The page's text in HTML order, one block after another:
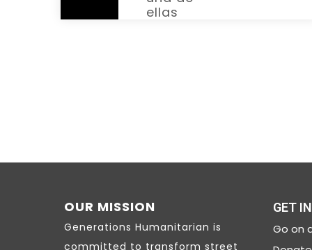
ellas
OUR MISSION
Generations Humanitarian is
committed to transform street
GET
Go on